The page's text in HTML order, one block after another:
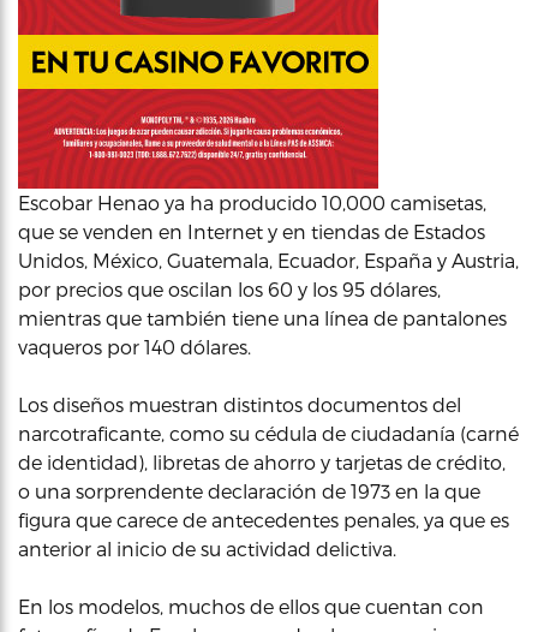
Escobar Henao ya ha producido 10,000 camisetas,
que se venden en Internet y en tiendas de Estados
Unidos, México, Guatemala, Ecuador, España y Austria,
por precios que oscilan los 60 y los 95 dólares,
mientras que también tiene una línea de pantalones
vaqueros por 140 dólares.
Los diseños muestran distintos documentos del
narcotraficante, como su cédula de ciudadanía (carné
de identidad), libretas de ahorro y tarjetas de crédito,
o una sorprendente declaración de 1973 en la que
figura que carece de antecedentes penales, ya que es
anterior al inicio de su actividad delictiva.
En los modelos, muchos de ellos que cuentan con